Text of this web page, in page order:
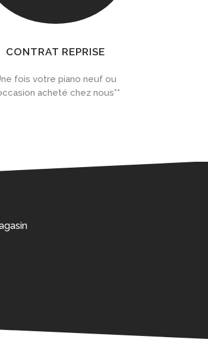
CONTRAT REPRISE
fois votre piano neuf ou
acheté chez nous**